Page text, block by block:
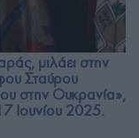
μιλάει στην
Σταύρου
στην Ουκρανία»,
Ιουνίου 2025.